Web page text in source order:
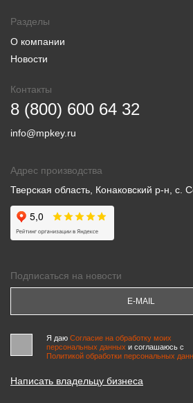
Разделы
О компании
Новости
Контакты
8 (800) 600 64 32
info@mpkey.ru
Адрес производства
Тверская область, Конаковский р-н, с.
Подписаться на новости
Я даю Согласие на обработку моих
персональных данных и соглашаюсь c
Политикой обработки персональных
Написать владельцу бизнеса